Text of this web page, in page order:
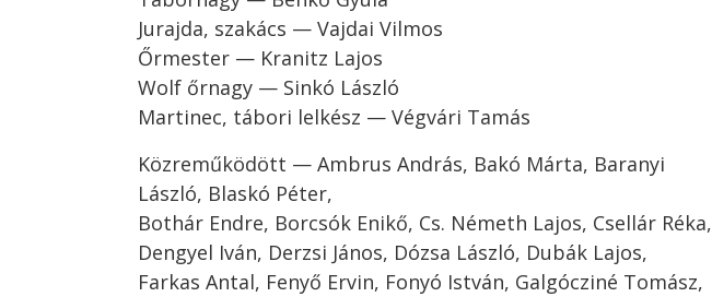
Jurajda, szakács — Vajdai Vilmos
Őrmester — Kranitz Lajos
Wolf őrnagy — Sinkó László
Martinec, tábori lelkész — Végvári Tamás
Közreműködött — Ambrus András, Bakó Márta, Baranyi
László, Blaskó Péter,
Bothár Endre, Borcsók Enikő, Cs. Németh Lajos, Csellár Réka,
Dengyel Iván, Derzsi János, Dózsa László, Dubák Lajos,
Farkas Antal, Fenyő Ervin, Fonyó István, Galgócziné Tomász,